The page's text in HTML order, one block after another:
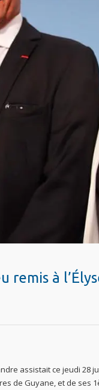
remis à
assistait ce jeudi 28
de Guyane, et de ses